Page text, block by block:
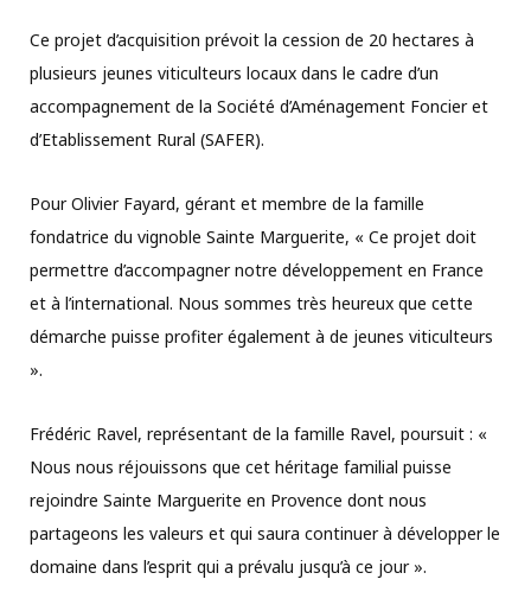
Ce projet d’acquisition prévoit la cession de 20 hectares à
plusieurs jeunes viticulteurs locaux dans le cadre d’un
accompagnement de la Société d’Aménagement Foncier et
d’Etablissement Rural (SAFER).
Pour Olivier Fayard, gérant et membre de la famille
fondatrice du vignoble Sainte Marguerite, « Ce projet doit
permettre d’accompagner notre développement en France
et à l’international. Nous sommes très heureux que cette
démarche puisse profiter également à de jeunes viticulteurs
».
Frédéric Ravel, représentant de la famille Ravel, poursuit : «
Nous nous réjouissons que cet héritage familial puisse
rejoindre Sainte Marguerite en Provence dont nous
partageons les valeurs et qui saura continuer à développer le
domaine dans l’esprit qui a prévalu jusqu’à ce jour ».